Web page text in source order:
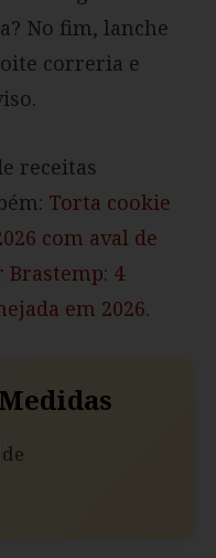
No fim, lanche
correria e
receitas
Torta cookie
com aval de
Brastemp: 4
em 2026.
de